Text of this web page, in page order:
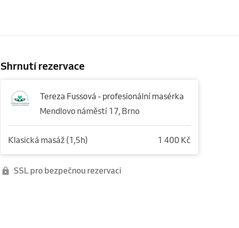
Shrnutí rezervace
Tereza Fussová - profesionální masérka
Mendlovo náměstí 17, Brno
Klasická masáž (1,5h) 1 400 Kč
SSL pro bezpečnou rezervaci